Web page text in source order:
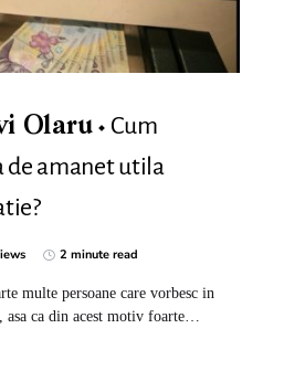
Olaru
Cum
de amanet utila
2 minute read
multe persoane care vorbesc in
asa ca din acest motiv foarte…